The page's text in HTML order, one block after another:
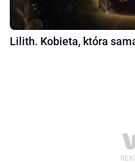
Lilith. Kobieta, która